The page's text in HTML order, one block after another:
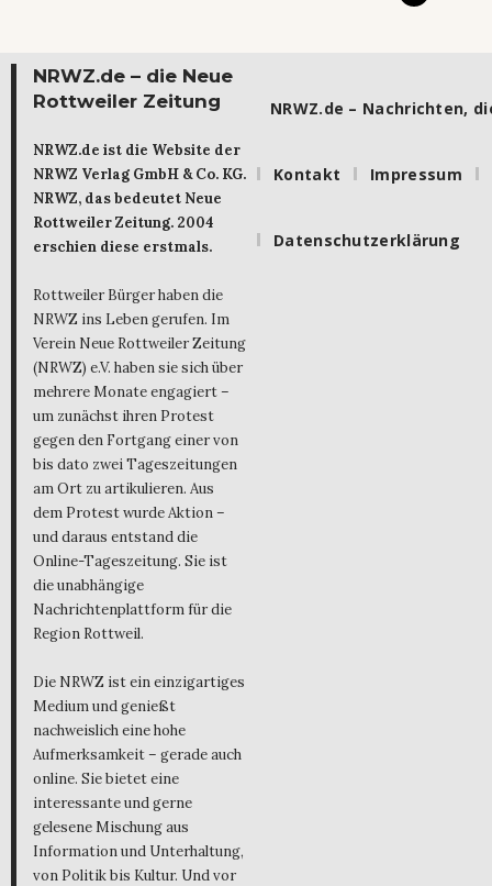
NRWZ.de – die Neue
Rottweiler Zeitung
NRWZ.de ist die Website der
NRWZ Verlag GmbH & Co. KG.
NRWZ, das bedeutet Neue
Rottweiler Zeitung. 2004
erschien diese erstmals.
Rottweiler Bürger haben die
NRWZ ins Leben gerufen. Im
Verein Neue Rottweiler Zeitung
(NRWZ) e.V. haben sie sich über
mehrere Monate engagiert –
um zunächst ihren Protest
gegen den Fortgang einer von
bis dato zwei Tageszeitungen
am Ort zu artikulieren. Aus
dem Protest wurde Aktion –
und daraus entstand die
Online-Tageszeitung. Sie ist
die unabhängige
Nachrichtenplattform für die
Region Rottweil.
Die NRWZ ist ein einzigartiges
Medium und genießt
nachweislich eine hohe
Aufmerksamkeit – gerade auch
online. Sie bietet eine
interessante und gerne
gelesene Mischung aus
Information und Unterhaltung,
von Politik bis Kultur. Und vor
NRWZ.de – Nachrichten,
Kontakt Impressum
Datenschutzerklärung